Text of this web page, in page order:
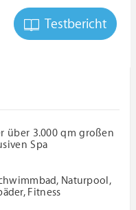
Testbericht
über 3.000 qm großen
Spa
Naturpool,
Fitness